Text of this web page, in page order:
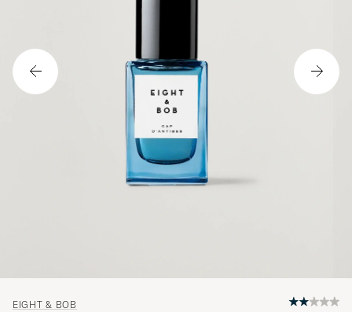
EIGHT & BOB